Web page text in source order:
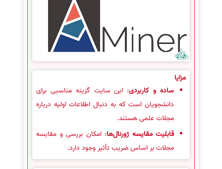
مزایا
ساده و کاربردی: این سایت گزینه مناسبی برای
دانشجویان است که به دنبال اطلاعات اولیه درباره
مجلات علمی هستند.
قابلیت مقایسه ژورنال‌ها: امکان بررسی و مقایسه
مجلات بر اساس ضریب تأثیر وجود دارد.